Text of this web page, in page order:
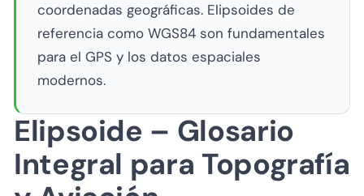
coordenadas geográficas. Elipsoides de
referencia como WGS84 son fundamentales
para el GPS y los datos espaciales
modernos.
Elipsoide – Glosario
Integral para Topografía